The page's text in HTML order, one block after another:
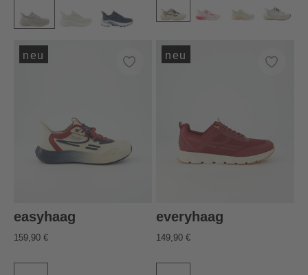
neu
easyhaag
159,90 €
neu
everyhaag
149,90 €